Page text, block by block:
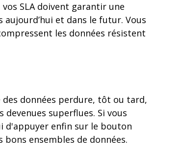
SLA doivent garantir une
et dans le futur. Vous
les données résistent
des données perdure, tôt ou tard,
superflues. Si vous
d'appuyer enfin sur le bouton
ensembles de données.